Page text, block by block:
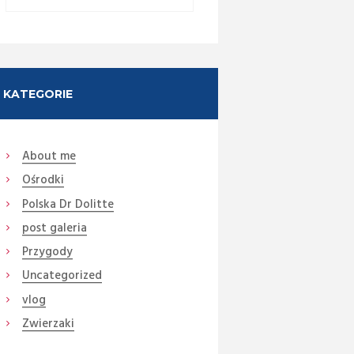
KATEGORIE
About me
Ośrodki
Polska Dr Dolitte
post galeria
Przygody
Uncategorized
vlog
Zwierzaki